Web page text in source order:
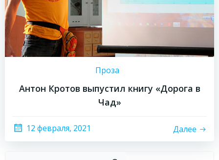
Проза
Антон Кротов выпустил книгу «Дорога в
Чад»
12 февраля, 2021 Далее